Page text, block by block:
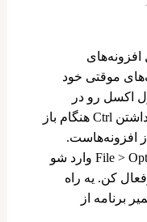
افزونه‌های
موقتی خود
اکسل رو در
حالت Safe Mode باز کن (با نگه داشتن Ctrl هنگام باز
افزونه‌هاست.
همچنین از مسیر File > Options > Add-ins وارد شو
کن. یه راه
برنامه از